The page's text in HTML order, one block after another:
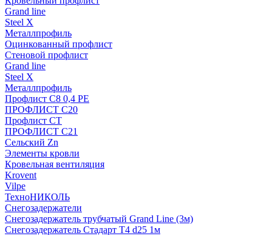
Grand line
Steel X
Металлпрофиль
Оцинкованный профлист
Стеновой профлист
Grand line
Steel X
Металлпрофиль
Профлист С8 0,4 РЕ
ПРОФЛИСТ С20
Профлист СТ
ПРОФЛИСТ С21
Сельский Zn
Элементы кровли
Кровельная вентиляция
Krovent
Vilpe
ТехноНИКОЛЬ
Снегозадержатели
Снегозадержатель трубчатый Grand Line (3м)
Снегозадержатель Стадарт Т4 d25 1м